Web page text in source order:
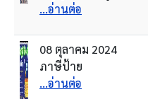
...อ่านต่อ
08 ตุลาคม 2024
ภาษีป้าย
...อ่านต่อ